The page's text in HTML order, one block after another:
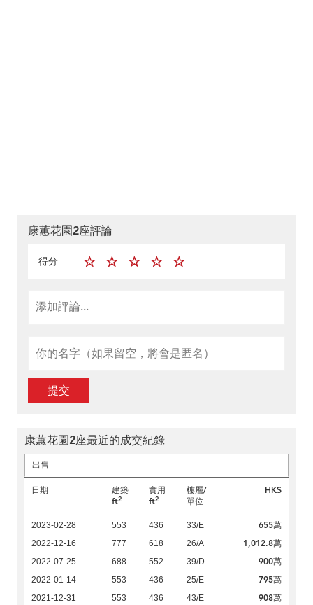
康蕙花園2座評論
得分
提交
康蕙花園2座最近的成交紀錄
出售
日期
建築
ft2
實用
ft2
樓層/
單位
HK$
2023-02-28 553 436 33/E 655萬
2022-12-16 777 618 26/A 1,012.8萬
2022-07-25 688 552 39/D 900萬
2022-01-14 553 436 25/E 795萬
2021-12-31 553 436 43/E 908萬